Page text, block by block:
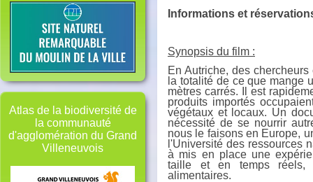
Atlas de la biodiversité de
la communauté
d'agglomération du Grand
Villeneuvois
Informations et
Synopsis du film :
En Autriche, des
la totalité de ce que mange
mètres carrés. Il est
produits importés
végétaux et locaux. Un
nécessité de se nourrir
nous le faisons en Europe,
l'Université des ressources
à mis en place une
taille et en temps réels,
alimentaires.